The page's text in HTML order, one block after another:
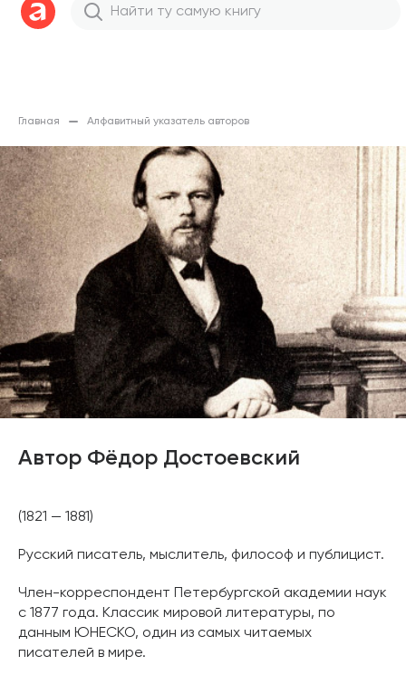
Главная Алфавитный указатель авторов
Автор Фёдор Достоевский
(1821 — 1881)
Русский писатель, мыслитель, философ и публицист.
Член-корреспондент Петербургской академии наук
с 1877 года. Классик мировой литературы, по
данным ЮНЕСКО, один из самых читаемых
писателей в мире.